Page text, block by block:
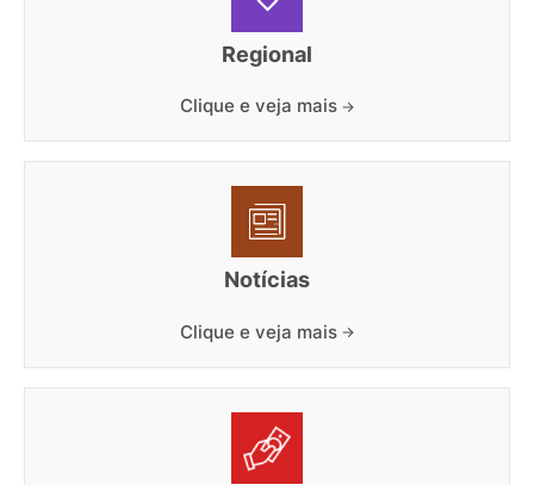
Regional
Clique e veja mais
Notícias
Clique e veja mais